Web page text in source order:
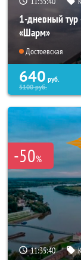
1-дневный тур
«Шарм»
Достоевская
640 руб.
5100руб.
-50%
11:35:38